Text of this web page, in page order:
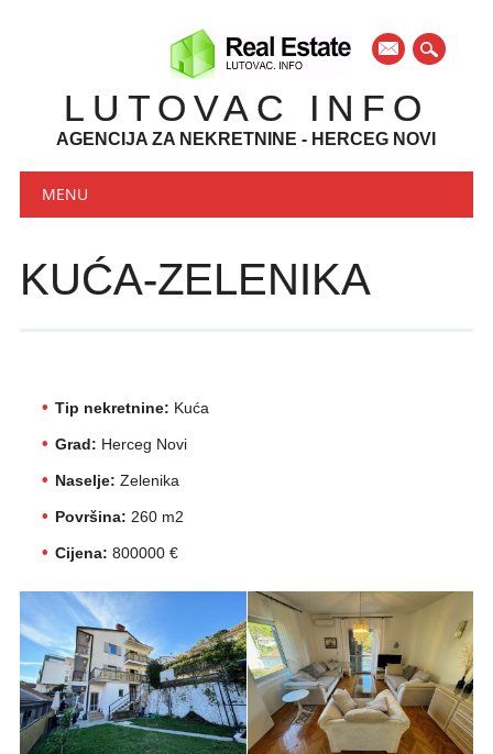
mail
LUTOVAC INFO
AGENCIJA ZA NEKRETNINE - HERCEG NOVI
Main menu
MENU
KUĆA-ZELENIKA
Tip nekretnine: Kuća
Grad: Herceg Novi
Naselje: Zelenika
Površina: 260 m2
Cijena: 800000 €